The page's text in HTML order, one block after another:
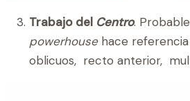
Trabajo del Centro.
powerhouse hace
oblicuos, recto anterior,